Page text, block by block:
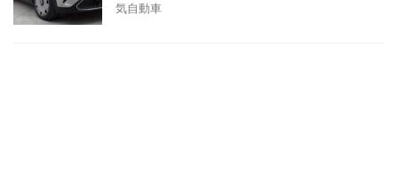
気自動車